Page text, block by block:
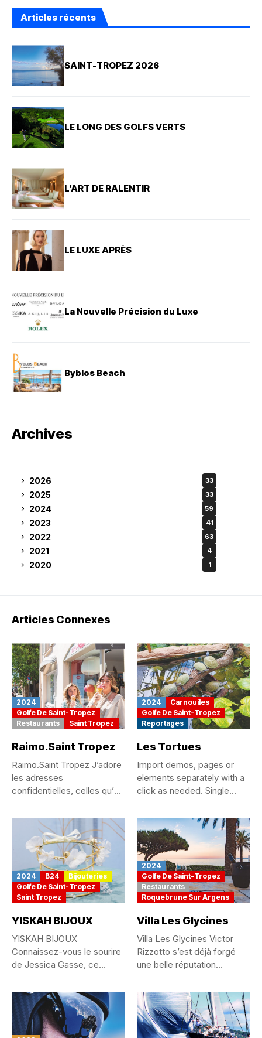
Articles récents
SAINT-TROPEZ 2026
LE LONG DES GOLFS VERTS
L’ART DE RALENTIR
LE LUXE APRÈS
La Nouvelle Précision du Luxe
Byblos Beach
Archives
2026 33
2025 33
2024 59
2023 41
2022 63
2021 4
2020 1
Articles Connexes
2024
Golfe De Saint-Tropez
Restaurants
Saint Tropez
Raimo.Saint Tropez
Raimo.Saint Tropez J’adore
les adresses
confidentielles, celles qu’on
2024
Carnouiles
Golfe De Saint-Tropez
Reportages
Les Tortues
Import demos, pages or
elements separately with a
click as needed. Single...
2024 B24
Bijouteries
Golfe De Saint-Tropez
Saint Tropez
YISKAH BIJOUX
YISKAH BIJOUX
Connaissez-vous le sourire
de Jessica Gasse, ce
2024
Golfe De Saint-Tropez
Restaurants
Roquebrune Sur Argens
Villa Les Glycines
Villa Les Glycines Victor
Rizzotto s’est déjà forgé
une belle réputation